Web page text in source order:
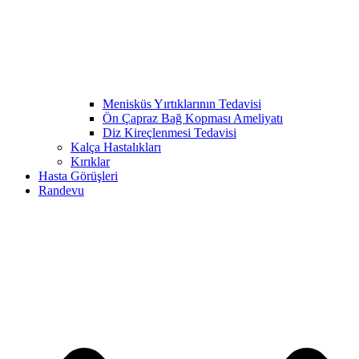
Menisküs Yırtıklarının Tedavisi
Ön Çapraz Bağ Kopması Ameliyatı
Diz Kireçlenmesi Tedavisi
Kalça Hastalıkları
Kırıklar
Hasta Görüşleri
Randevu